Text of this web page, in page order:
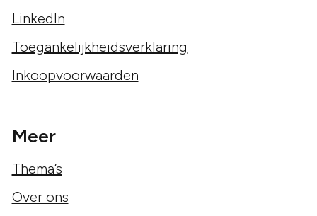
LinkedIn
Toegankelijkheidsverklaring
Inkoopvoorwaarden
Meer
Thema’s
Over ons